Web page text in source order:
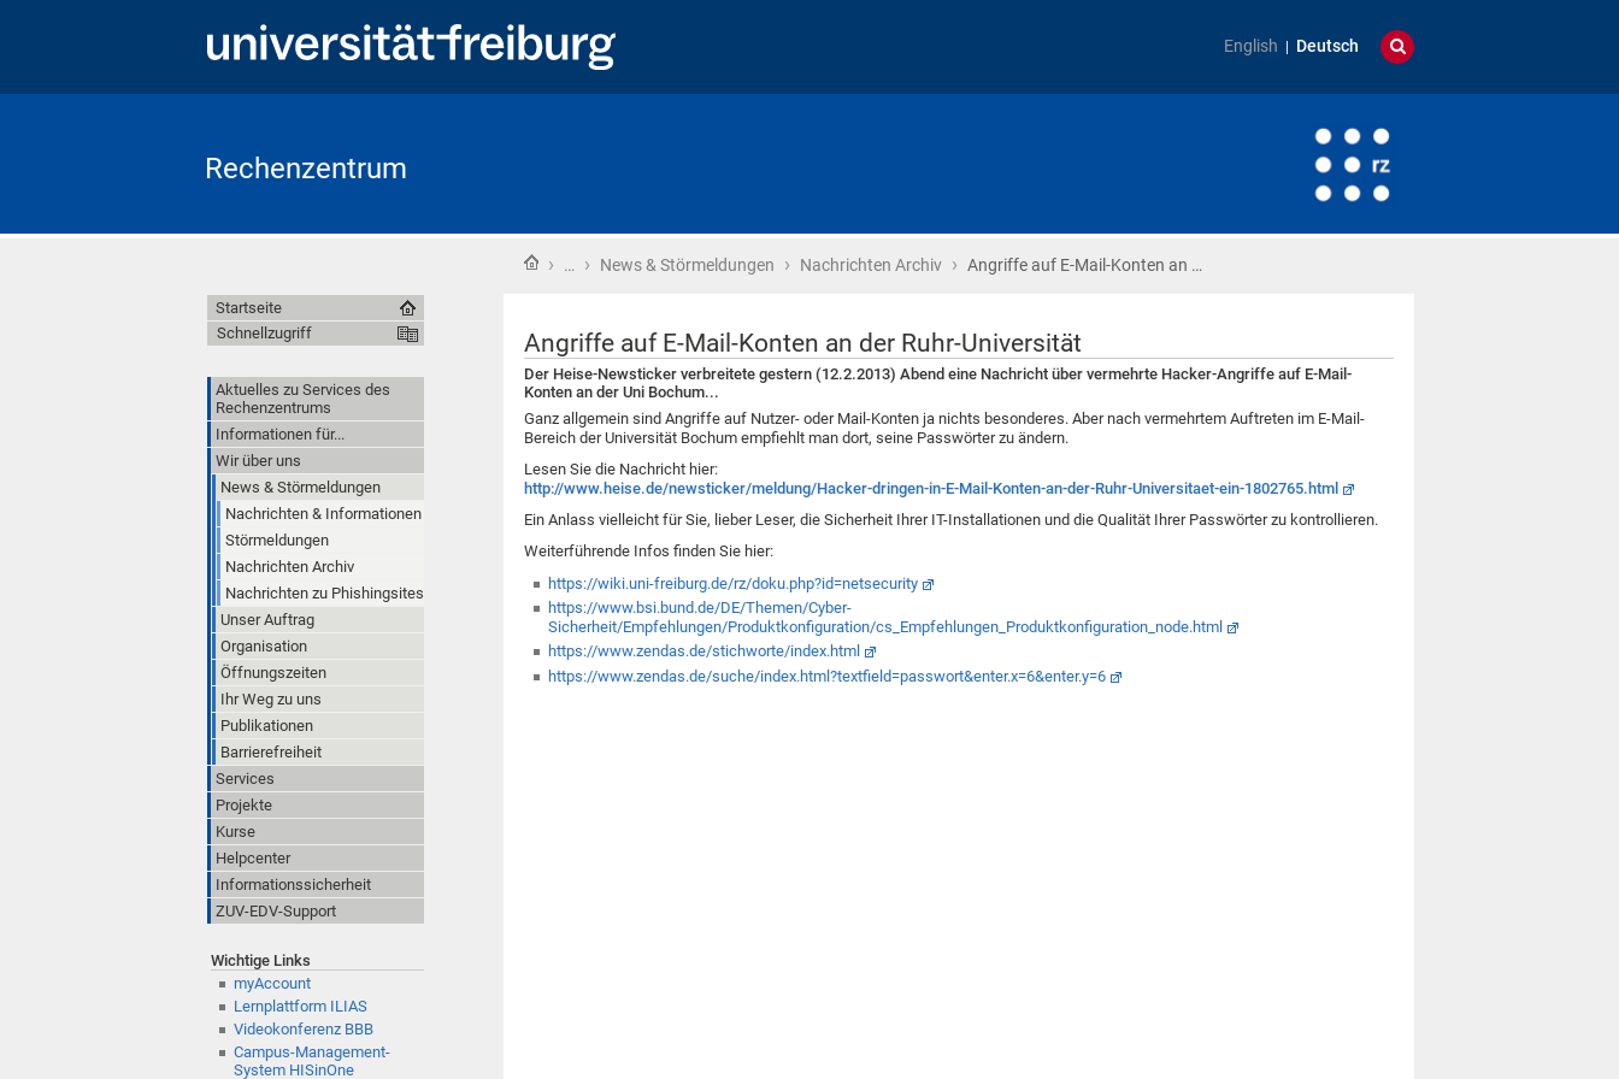
English Deutsch
Rechenzentrum
Startseite
› … › News & Störmeldungen › Nachrichten Archiv › Angriffe auf E-Mail-Konten an …
Angriffe auf E-Mail-Konten an der Ruhr-Universität
Der Heise-Newsticker verbreitete gestern (12.2.2013) Abend eine Nachricht über vermehrte Hacker-Angriffe auf E-Mail-
Konten an der Uni Bochum...
Ganz allgemein sind Angriffe auf Nutzer- oder Mail-Konten ja nichts besonderes. Aber nach vermehrtem Auftreten im E-Mail-
Bereich der Universität Bochum empfiehlt man dort, seine Passwörter zu ändern.
Lesen Sie die Nachricht hier:
http://www.heise.de/newsticker/meldung/Hacker-dringen-in-E-Mail-Konten-an-der-Ruhr-Universitaet-ein-1802765.html
Ein Anlass vielleicht für Sie, lieber Leser, die Sicherheit Ihrer IT-Installationen und die Qualität Ihrer Passwörter zu kontrollieren.
Weiterführende Infos finden Sie hier:
https://wiki.uni-freiburg.de/rz/doku.php?id=netsecurity
https://www.bsi.bund.de/DE/Themen/Cyber-
Sicherheit/Empfehlungen/Produktkonfiguration/cs_Empfehlungen_Produktkonfiguration_node.html
https://www.zendas.de/stichworte/index.html
https://www.zendas.de/suche/index.html?textfield=passwort&enter.x=6&enter.y=6
Startseite
Schnellzugriff
Aktuelles zu Services des
Rechenzentrums
Informationen für...
Wir über uns
News & Störmeldungen
Nachrichten & Informationen
Störmeldungen
Nachrichten Archiv
Nachrichten zu Phishingsites
Unser Auftrag
Organisation
Öffnungszeiten
Ihr Weg zu uns
Publikationen
Barrierefreiheit
Services
Projekte
Kurse
Helpcenter
Informationssicherheit
ZUV-EDV-Support
Wichtige Links
myAccount
Lernplattform ILIAS
Videokonferenz BBB
Campus-Management-
System HISinOne